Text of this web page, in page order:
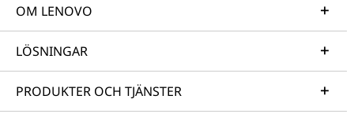
OM LENOVO
LÖSNINGAR
PRODUKTER OCH TJÄNSTER